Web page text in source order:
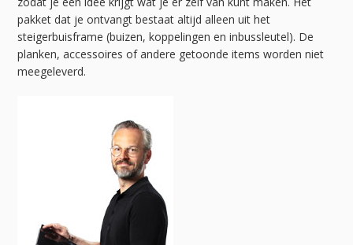
pakket dat je ontvangt bestaat altijd alleen uit het
steigerbuisframe (buizen, koppelingen en inbussleutel). De
planken, accessoires of andere getoonde items worden niet
meegeleverd.